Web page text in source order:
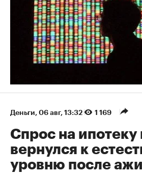
Деньги 06 авг, 13:32 1 169
Спрос на
вернулся к
уровню после